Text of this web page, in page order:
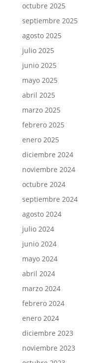
octubre 2025
septiembre 2025
agosto 2025
julio 2025
junio 2025
mayo 2025
abril 2025
marzo 2025
febrero 2025
enero 2025
diciembre 2024
noviembre 2024
octubre 2024
septiembre 2024
agosto 2024
julio 2024
junio 2024
mayo 2024
abril 2024
marzo 2024
febrero 2024
enero 2024
diciembre 2023
noviembre 2023